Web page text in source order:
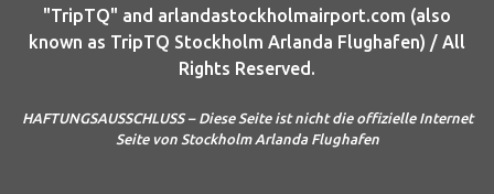
"TripTQ" and arlandastockholmairport.com (also
known as TripTQ Stockholm Arlanda Flughafen) / All
Rights Reserved.
HAFTUNGSAUSSCHLUSS – Diese Seite ist nicht die offizielle Internet
Seite von Stockholm Arlanda Flughafen